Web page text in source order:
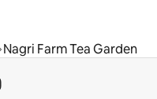
Nagri Farm Tea Garden